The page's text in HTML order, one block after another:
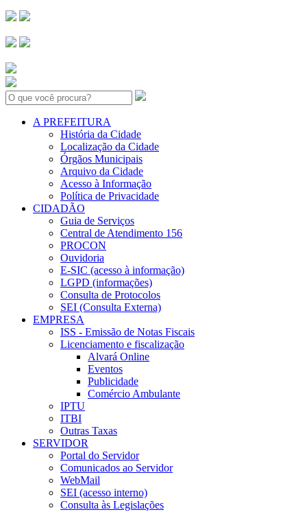
Search:
A PREFEITURA
História da Cidade
Localização da Cidade
Órgãos Municipais
Arquivo da Cidade
Acesso à Informação
Política de Privacidade
CIDADÃO
Guia de Serviços
Central de Atendimento 156
PROCON
Ouvidoria
E-SIC (acesso à informação)
LGPD (informações)
Consulta de Protocolos
SEI (Consulta Externa)
EMPRESA
ISS - Emissão de Notas Fiscais
Licenciamento e fiscalização
Alvará Online
Eventos
Publicidade
Comércio Ambulante
IPTU
ITBI
Outras Taxas
SERVIDOR
Portal do Servidor
Comunicados ao Servidor
WebMail
SEI (acesso interno)
Consulta às Legislações